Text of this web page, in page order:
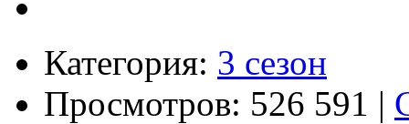
Категория: 3 сезон
Просмотров: 526 591 |